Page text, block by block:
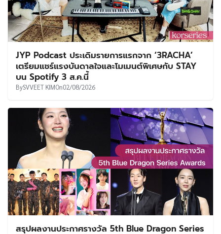
JYP Podcast ประเดิมรายการแรกจาก ‘3RACHA’
เตรียมแชร์แรงบันดาลใจและโมเมนต์พิเศษกับ STAY
บน Spotify 3 ส.ค.นี้
BySVVEET KIMOn02/08/2026
สรุปผลงานประกาศรางวัล 5th Blue Dragon Series